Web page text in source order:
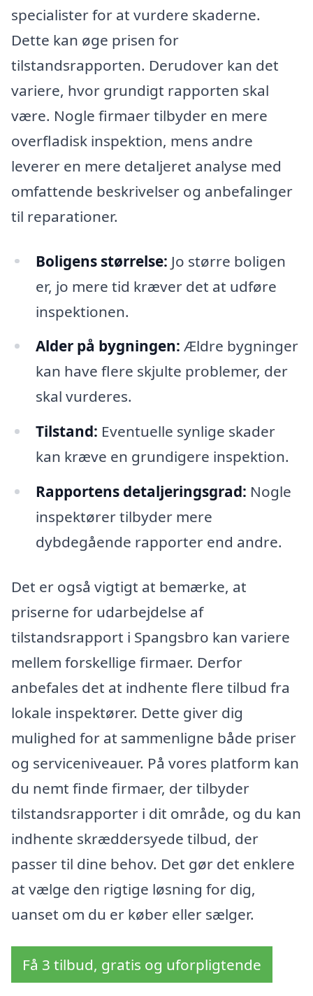
specialister for at vurdere skaderne.
Dette kan øge prisen for
tilstandsrapporten. Derudover kan det
variere, hvor grundigt rapporten skal
være. Nogle firmaer tilbyder en mere
overfladisk inspektion, mens andre
leverer en mere detaljeret analyse med
omfattende beskrivelser og anbefalinger
til reparationer.
Boligens størrelse: Jo større boligen
er, jo mere tid kræver det at udføre
inspektionen.
Alder på bygningen: Ældre bygninger
kan have flere skjulte problemer, der
skal vurderes.
Tilstand: Eventuelle synlige skader
kan kræve en grundigere inspektion.
Rapportens detaljeringsgrad: Nogle
inspektører tilbyder mere
dybdegående rapporter end andre.
Det er også vigtigt at bemærke, at
priserne for udarbejdelse af
tilstandsrapport i Spangsbro kan variere
mellem forskellige firmaer. Derfor
anbefales det at indhente flere tilbud fra
lokale inspektører. Dette giver dig
mulighed for at sammenligne både priser
og serviceniveauer. På vores platform kan
du nemt finde firmaer, der tilbyder
tilstandsrapporter i dit område, og du kan
indhente skræddersyede tilbud, der
passer til dine behov. Det gør det enklere
at vælge den rigtige løsning for dig,
uanset om du er køber eller sælger.
Få 3 tilbud, gratis og uforpligtende